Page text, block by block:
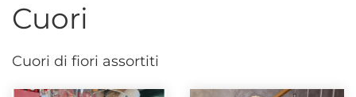
Cuori
Cuori di fiori assortiti